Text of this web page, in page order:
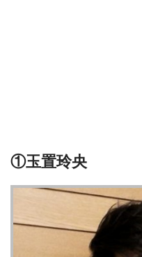
①玉置玲央